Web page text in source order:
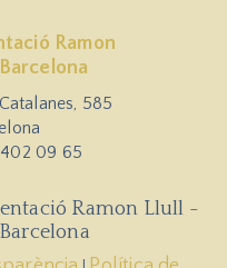
Ramon
585
09 65
Ramon Llull -